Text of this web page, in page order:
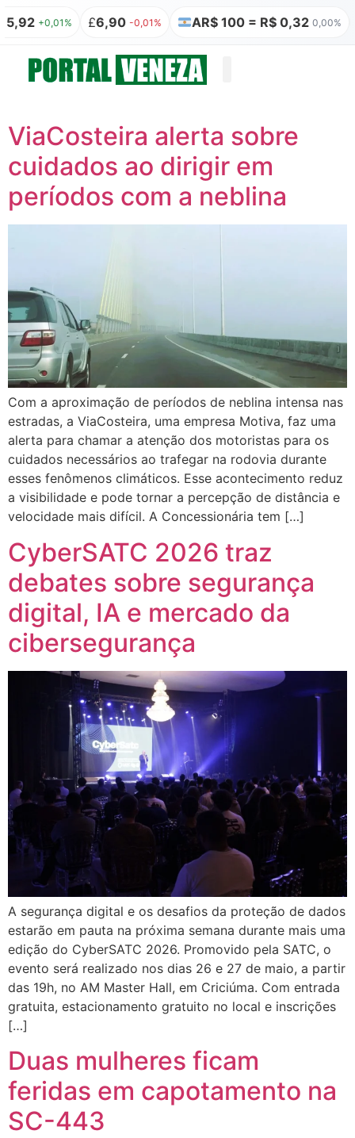
£6,90 -0,01% AR$ 100 = R$ 0,32 0,00% ₿R$
ViaCosteira alerta sobre
cuidados ao dirigir em
períodos com a neblina
Com a aproximação de períodos de neblina intensa nas
estradas, a ViaCosteira, uma empresa Motiva, faz uma
alerta para chamar a atenção dos motoristas para os
cuidados necessários ao trafegar na rodovia durante
esses fenômenos climáticos. Esse acontecimento reduz
a visibilidade e pode tornar a percepção de distância e
velocidade mais difícil. A Concessionária tem […]
CyberSATC 2026 traz
debates sobre segurança
digital, IA e mercado da
cibersegurança
A segurança digital e os desafios da proteção de dados
estarão em pauta na próxima semana durante mais uma
edição do CyberSATC 2026. Promovido pela SATC, o
evento será realizado nos dias 26 e 27 de maio, a partir
das 19h, no AM Master Hall, em Criciúma. Com entrada
gratuita, estacionamento gratuito no local e inscrições
[…]
Duas mulheres ficam
feridas em capotamento na
SC-443